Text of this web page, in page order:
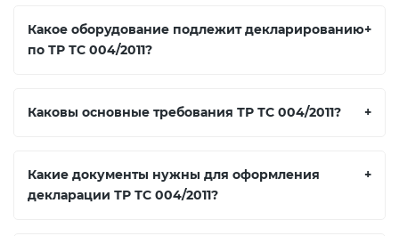
Какое оборудование подлежит декларированию
по ТР ТС 004/2011?
+
Каковы основные требования ТР ТС 004/2011? +
Какие документы нужны для оформления
декларации ТР ТС 004/2011?
+